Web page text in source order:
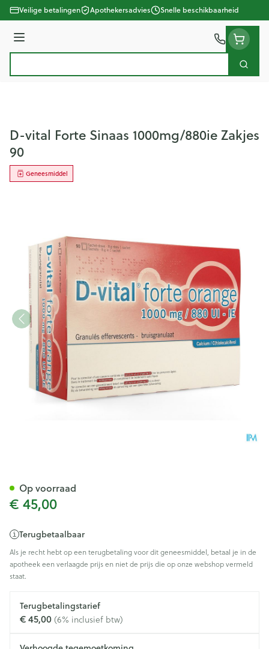
Ga naar de inhoud
Veilige betalingen Apothekersadvies Snelle beschikbaarheid
Menu
Zoek
D-vital Forte Sinaas 1000mg/880ie Zakjes
90
Geneesmiddel
€ 45,00
Terugbetaalbaar
Als je recht hebt op een terugbetaling voor dit geneesmiddel, betaal je in de
apotheek een verlaagde prijs en niet de prijs die op onze webshop vermeld
staat.
Terugbetalingstarief
€ 45,00(6% inclusief btw)
Op voorraad